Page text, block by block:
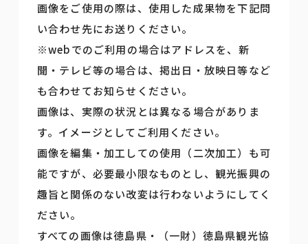
画像をご使用の際は、使用した成果物を下記問
い合わせ先にお送りください。
※webでのご利用の場合はアドレスを、新
聞・テレビ等の場合は、掲出日・放映日等など
も合わせてお知らせください。
画像は、実際の状況とは異なる場合がありま
す。イメージとしてご利用ください。
画像を編集・加工しての使用（二次加工）も可
能ですが、必要最小限なものとし、観光振興の
趣旨と関係のない改変は行わないようにしてく
ださい。
すべての画像は徳島県・（一財）徳島県観光協